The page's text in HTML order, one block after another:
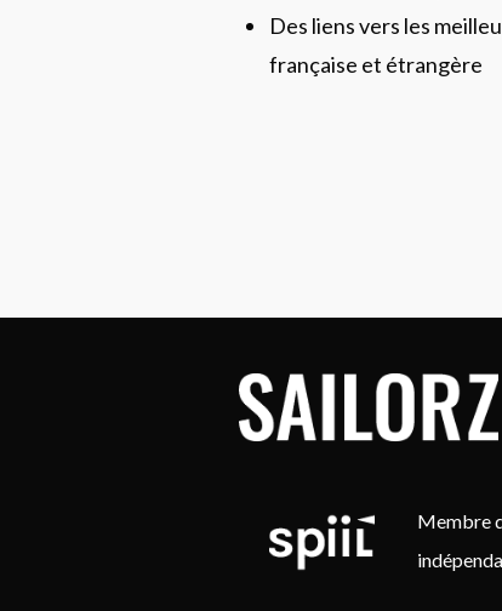
Des liens vers les
française et étrangère
Membre